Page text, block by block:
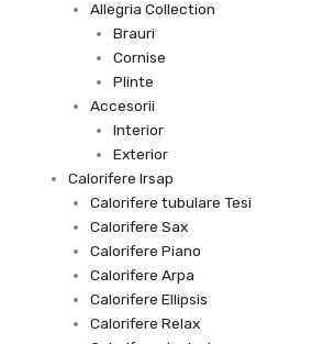
Allegria Collection
Brauri
Cornise
Plinte
Accesorii
Interior
Exterior
Calorifere Irsap
Calorifere tubulare Tesi
Calorifere Sax
Calorifere Piano
Calorifere Arpa
Calorifere Ellipsis
Calorifere Relax